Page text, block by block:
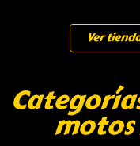
Ver